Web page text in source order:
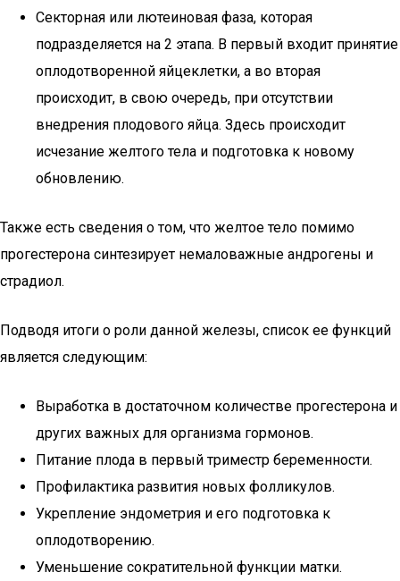
Секторная или лютеиновая фаза, которая
подразделяется на 2 этапа. В первый входит принятие
оплодотворенной яйцеклетки, а во вторая
происходит, в свою очередь, при отсутствии
внедрения плодового яйца. Здесь происходит
исчезание желтого тела и подготовка к новому
обновлению.
Также есть сведения о том, что желтое тело помимо
прогестерона синтезирует немаловажные андрогены и
страдиол.
Подводя итоги о роли данной железы, список ее функций
является следующим:
Выработка в достаточном количестве прогестерона и
других важных для организма гормонов.
Питание плода в первый триместр беременности.
Профилактика развития новых фолликулов.
Укрепление эндометрия и его подготовка к
оплодотворению.
Уменьшение сократительной функции матки.